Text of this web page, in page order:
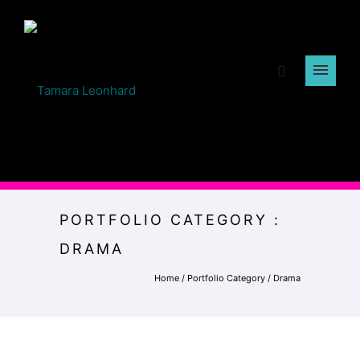
PORTFOLIO CATEGORY :
DRAMA
Home / Portfolio Category / Drama